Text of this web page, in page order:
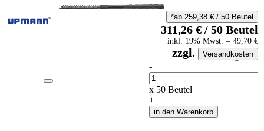
auf Anfrageliste
-
Anzahl
x 50 Beutel
+
in den Warenkorb
*ab 259,38 €/ 50 Beutel
311,26 €/ 50 Beutel
inkl. 19% Mwst. = 49,70 €
zzgl. Versandkosten